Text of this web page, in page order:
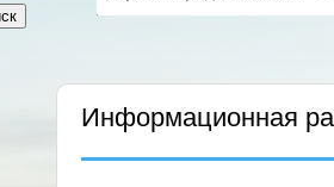
Информационная